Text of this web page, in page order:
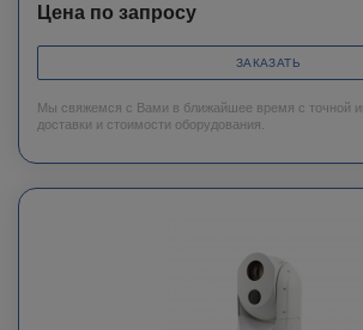
Цена по запросу
ЗАКАЗАТЬ
Мы свяжемся с Вами в ближайшее время с точной
доставки и стоимости оборудования.